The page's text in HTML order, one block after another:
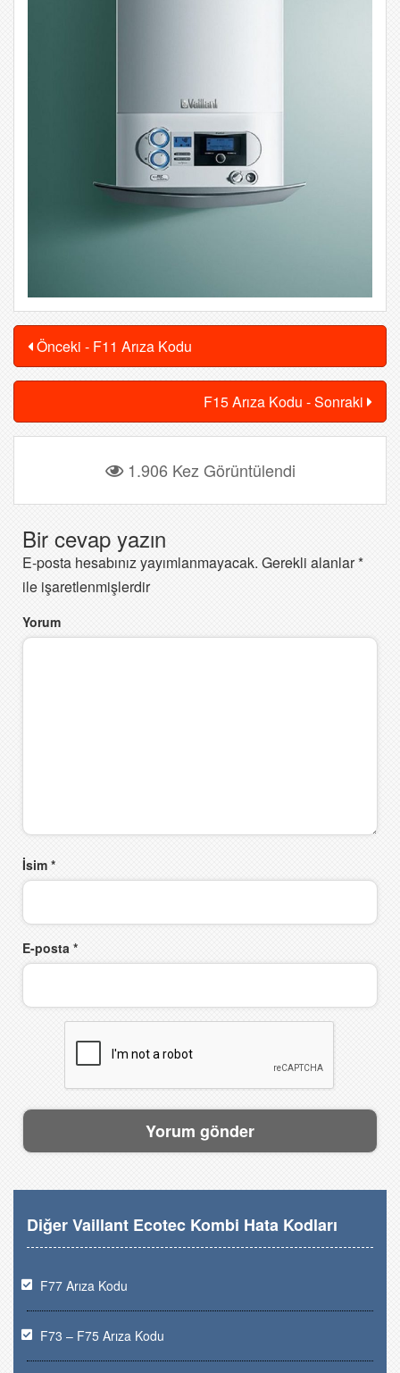
Önceki - F11 Arıza Kodu
F15 Arıza Kodu - Sonraki
1.906 Kez Görüntülendi
Bir cevap yazın
E-posta hesabınız yayımlanmayacak. Gerekli alanlar*
ile işaretlenmişlerdir
Yorum
İsim *
E-posta *
Diğer Vaillant Ecotec Kombi Hata Kodları
F77 Arıza Kodu
F73 – F75 Arıza Kodu